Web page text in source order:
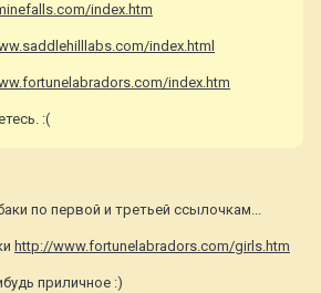
index.htm
index.html
index.htm
:(
по первой и третьей ссылочкам...
http://www.fortunelabradors.com/girls.htm
приличное :)